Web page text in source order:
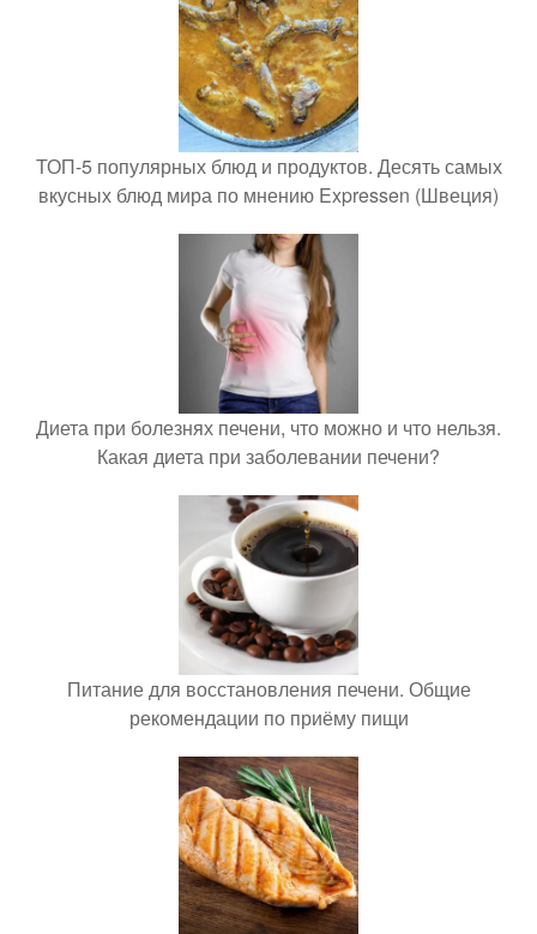
ТОП-5 популярных блюд и продуктов. Десять самых
вкусных блюд мира по мнению Expressen (Швеция)
Диета при болезнях печени, что можно и что нельзя.
Какая диета при заболевании печени?
Питание для восстановления печени. Общие
рекомендации по приёму пищи